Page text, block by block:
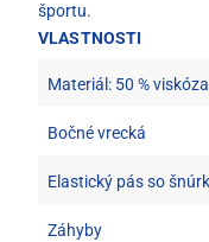
športu.
VLASTNOSTI
Materiál: 50 %
Bočné vrecká
Elastický pás so
Záhyby